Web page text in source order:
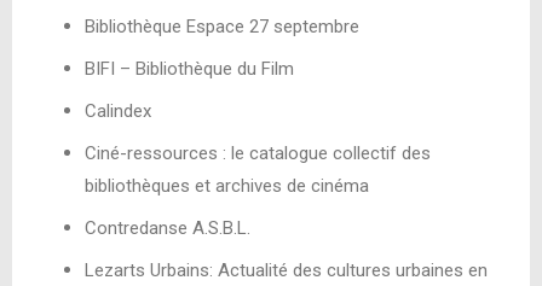
Bibliothèque Espace 27 septembre
BIFI – Bibliothèque du Film
Calindex
Ciné-ressources : le catalogue collectif des
bibliothèques et archives de cinéma
Contredanse A.S.B.L.
Lezarts Urbains: Actualité des cultures urbaines en